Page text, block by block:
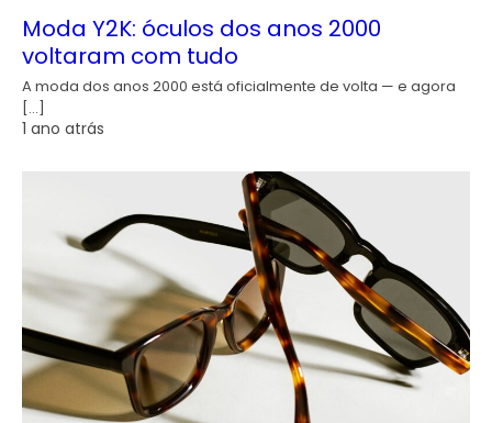
Moda Y2K: óculos dos anos 2000
voltaram com tudo
A moda dos anos 2000 está oficialmente de volta — e agora
[…]
1 ano atrás